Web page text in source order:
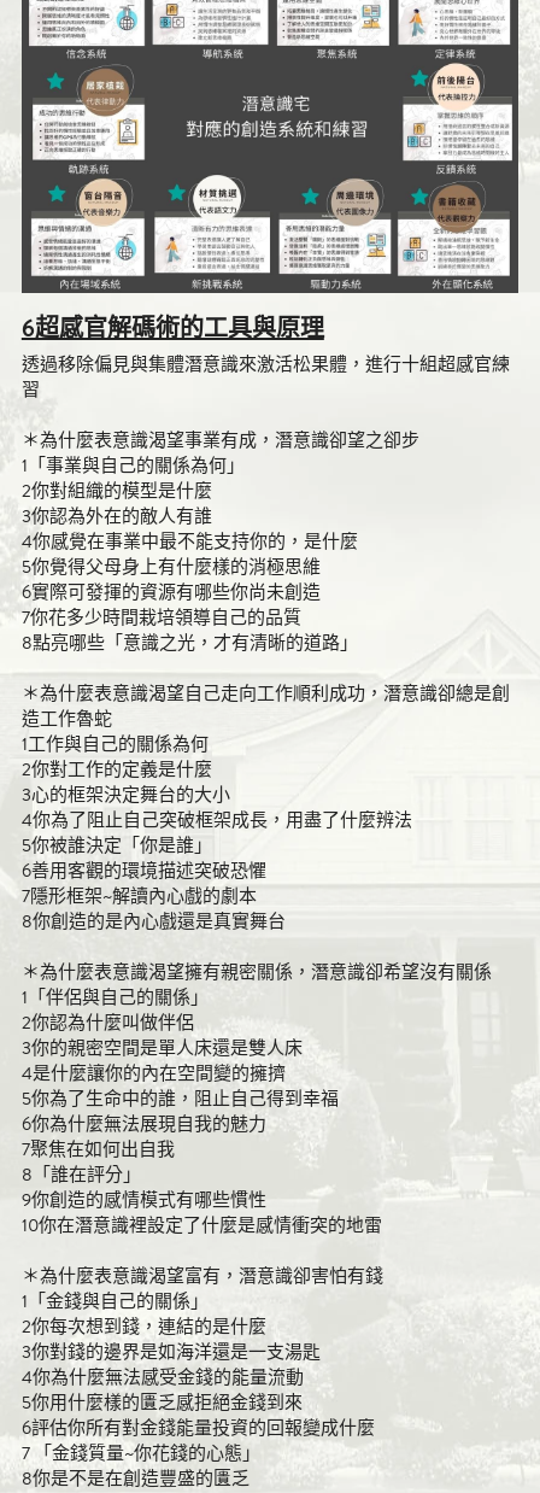
6超感官解碼術的工具與原理
透過移除偏見與集體潛意識來激活松果體，進行十組超感官練
習
＊為什麼表意識渴望事業有成，潛意識卻望之卻步
1「事業與自己的關係為何」
2你對組織的模型是什麼
3你認為外在的敵人有誰
4你感覺在事業中最不能支持你的，是什麼
5你覺得父母身上有什麼樣的消極思維
6實際可發揮的資源有哪些你尚未創造
7你花多少時間栽培領導自己的品質
8點亮哪些「意識之光，才有清晰的道路」
＊為什麼表意識渴望自己走向工作順利成功，潛意識卻總是創
造工作魯蛇
1工作與自己的關係為何
2你對工作的定義是什麼
3心的框架決定舞台的大小
4你為了阻止自己突破框架成長，用盡了什麼辨法
5你被誰決定「你是誰」
6善用客觀的環境描述突破恐懼
7隱形框架~解讀內心戲的劇本
8你創造的是內心戲還是真實舞台
＊為什麼表意識渴望擁有親密關係，潛意識卻希望沒有關係
1「伴侶與自己的關係」
2你認為什麼叫做伴侶
3你的親密空間是單人床還是雙人床
4是什麼讓你的內在空間變的擁擠
5你為了生命中的誰，阻止自己得到幸福
6你為什麼無法展現自我的魅力
7聚焦在如何出自我
8「誰在評分」
9你創造的感情模式有哪些慣性
10你在潛意識裡設定了什麼是感情衝突的地雷
＊為什麼表意識渴望富有，潛意識卻害怕有錢
1「金錢與自己的關係」
2你每次想到錢，連結的是什麼
3你對錢的邊界是如海洋還是一支湯匙
4你為什麼無法感受金錢的能量流動
5你用什麼樣的匱乏感拒絕金錢到來
6評估你所有對金錢能量投資的回報變成什麼
7 「金錢質量~你花錢的心態」
8你是不是在創造豐盛的匱乏